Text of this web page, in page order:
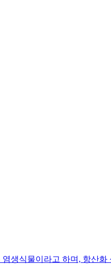
생식물이라고 하며, 항산